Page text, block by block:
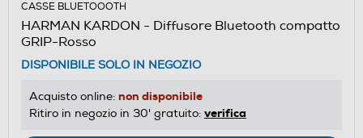
CASSE BLUETOOOTH
HARMAN KARDON - Diffusore Bluetooth compatto
GRIP-Rosso
DISPONIBILE SOLO IN NEGOZIO
Acquisto online: non disponibile
Ritiro in negozio in 30' gratuito: verifica